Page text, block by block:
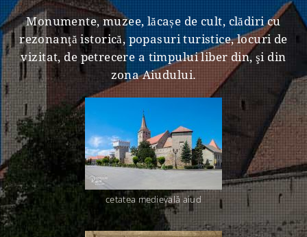
Monumente, muzee, lăcașe de cult, clădiri cu
rezonanţă istorică, popasuri turistice, locuri de
vizitat, de petrecere a timpului liber din, şi din
zona Aiudului.
cetatea medievală aiud